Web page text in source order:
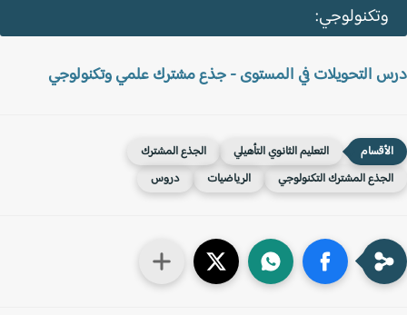
وتكنولوجي:
التحويلات في المستوى - جذع مشترك علمي وتكنولوجي
التعليم الثانوي التأهيلي
الجذع المشترك
المشترك التكنولوجي
الرياضيات دروس